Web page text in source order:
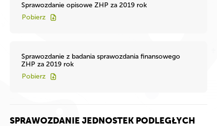
Sprawozdanie opisowe ZHP za 2019 rok
Pobierz
Sprawozdanie z badania sprawozdania finansowego
ZHP za 2019 rok
Pobierz
SPRAWOZDANIE JEDNOSTEK PODLEGŁYCH